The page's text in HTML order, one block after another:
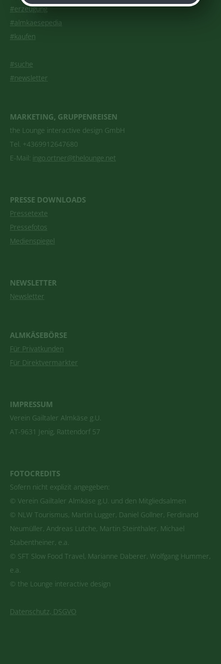
#erzeugung
#almkaesepedia
#kaufen
#suche
#newsletter
MARKETING, GRUPPENREISEN
the Lounge interactive design GmbH
Tel. +4369912647680
E-Mail: ingo.ortner@thelounge.net
PRESSE DOWNLOADS
Pressetexte
Pressefotos
Medienspiegel
NEWSLETTER
Newsletter
ALMKÄSEBÖRSE
Für Privatkunden
Für Direktvermarkter
IMPRESSUM
Verein Gailtaler Almkäse g.U.
AT-9631 Jenig, Rattendorf 57
FOTOCREDITS
Sofern nicht explizit angegeben:
© Verein Gailtaler Almkäse g.U. und den Mitgliedsalmen
© NLW Tourismus, Martin Lugger, Daniel Gollner, Ferdinand
Neumüller, Andreas Lutche, Martin Steinthaler, Michael
Stabentheiner, e.a.
© SFT Slow Food Travel, Marianne Daberer, Wolfgang Hummer,
e.a.
© the Lounge interactive design
Datenschutz, DSGVO